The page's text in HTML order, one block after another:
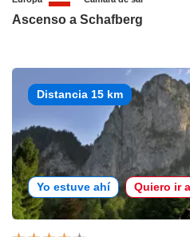
Ascenso a Schafberg
Distancia 15 km
Yo estuve ahí Quiero ir